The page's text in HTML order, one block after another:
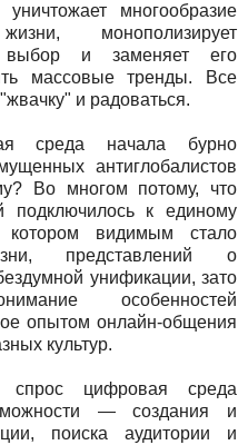
многообразие
монополизирует
выбор и заменяет его
массовые тренды. Все
и радоваться.
среда начала бурно
антиглобалистов
Во многом потому, что
подключилось к единому
котором видимым стало
представлений о
унификации, зато
особенностей
опытом онлайн-общения
культур.
цифровая среда
— создания и
поиска аудитории и